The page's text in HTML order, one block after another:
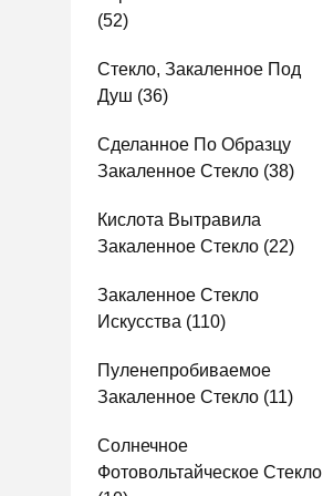
(52)
Стекло, Закаленное Под
Душ (36)
Сделанное По Образцу
Закаленное Стекло (38)
Кислота Вытравила
Закаленное Стекло (22)
Закаленное Стекло
Искусства (110)
Пуленепробиваемое
Закаленное Стекло (11)
Солнечное
Фотовольтайческое Стекло